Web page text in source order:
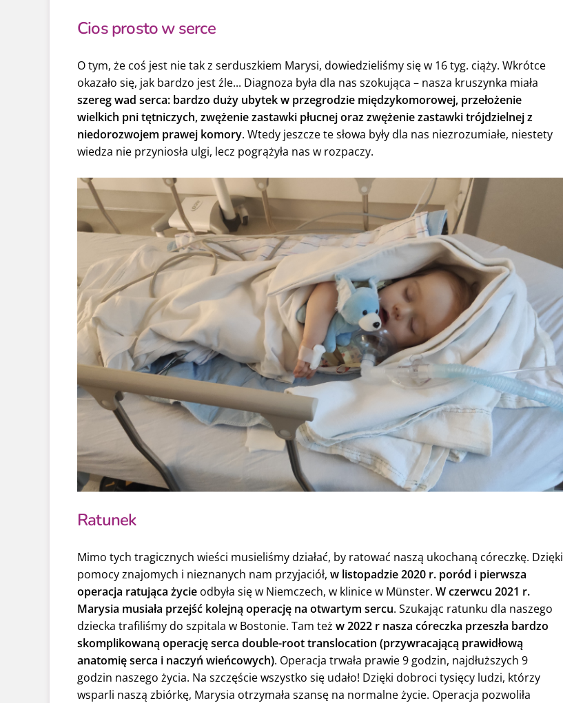
Cios prosto w serce
O tym, że coś jest nie tak z serduszkiem Marysi, dowiedzieliśmy się w 16 tyg. ciąży. Wkrótce
okazało się, jak bardzo jest źle... Diagnoza była dla nas szokująca – nasza kruszynka miała
szereg wad serca: bardzo duży ubytek w przegrodzie międzykomorowej, przełożenie
wielkich pni tętniczych, zwężenie zastawki płucnej oraz zwężenie zastawki trójdzielnej z
niedorozwojem prawej komory. Wtedy jeszcze te słowa były dla nas niezrozumiałe, niestety
wiedza nie przyniosła ulgi, lecz pogrążyła nas w rozpaczy.
Ratunek
Mimo tych tragicznych wieści musieliśmy działać, by ratować naszą ukochaną córeczkę. Dzięki
pomocy znajomych i nieznanych nam przyjaciół, w listopadzie 2020 r. poród i pierwsza
operacja ratująca życie odbyła się w Niemczech, w klinice w Münster. W czerwcu 2021 r.
Marysia musiała przejść kolejną operację na otwartym sercu. Szukając ratunku dla naszego
dziecka trafiliśmy do szpitala w Bostonie. Tam też w 2022 r nasza córeczka przeszła bardzo
skomplikowaną operację serca double-root translocation (przywracającą prawidłową
anatomię serca i naczyń wieńcowych). Operacja trwała prawie 9 godzin, najdłuższych 9
godzin naszego życia. Na szczęście wszystko się udało! Dzięki dobroci tysięcy ludzi, którzy
wsparli naszą zbiórkę, Marysia otrzymała szansę na normalne życie. Operacja pozwoliła